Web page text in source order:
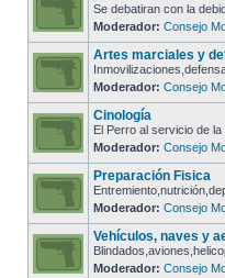
Se debatiran con la
Moderador: Consejo
Artes marciales y
Moderador: Consejo
Cinología
El Perro al servicio de
Moderador: Consejo
Preparación Fisica
Moderador: Consejo
Vehículos, naves y
Moderador: Consejo